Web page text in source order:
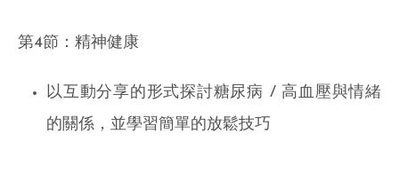
第4節：精神健康
以互動分享的形式探討糖尿病 / 高血壓與情緒
的關係，並學習簡單的放鬆技巧